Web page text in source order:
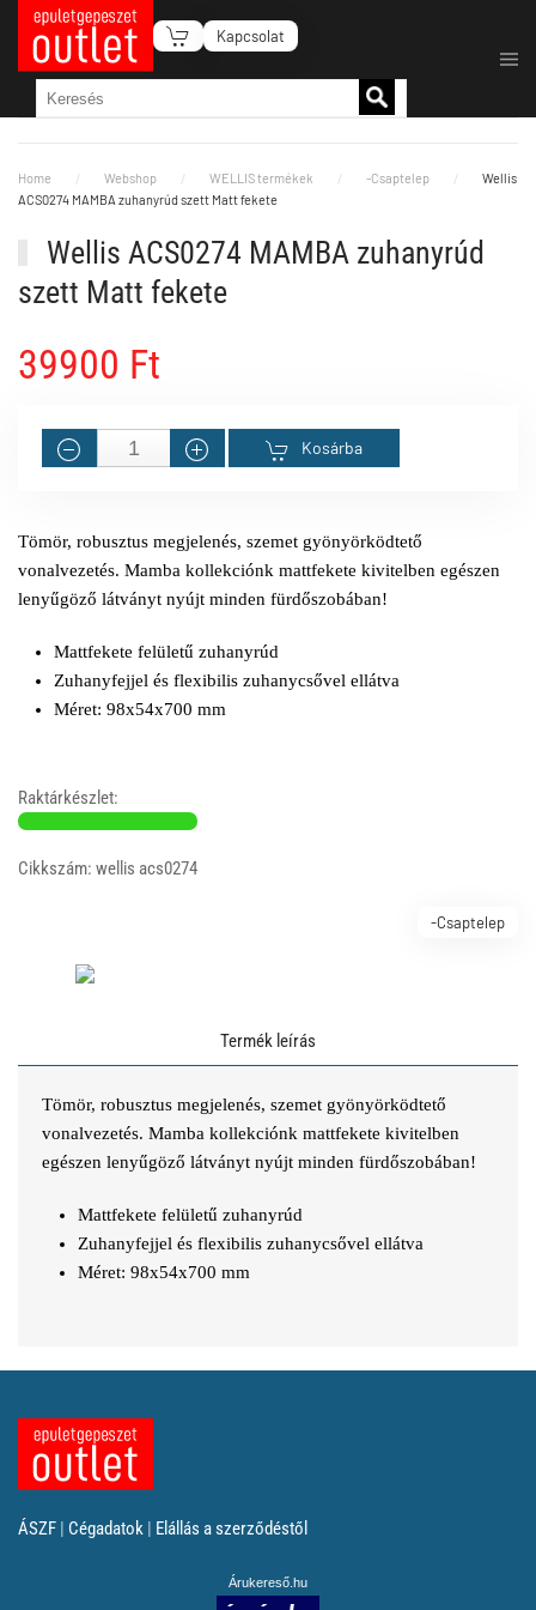
Fő tartalom átugrása
Kapcsolat
Home Webshop WELLIS termékek -Csaptelep
Wellis
ACS0274 MAMBA zuhanyrúd szett Matt fekete
Wellis ACS0274 MAMBA zuhanyrúd
szett Matt fekete
39900 Ft
Kosárba
Tömör, robusztus megjelenés, szemet gyönyörködtető
vonalvezetés. Mamba kollekciónk mattfekete kivitelben egészen
lenyűgöző látványt nyújt minden fürdőszobában!
Mattfekete felületű zuhanyrúd
Zuhanyfejjel és flexibilis zuhanycsővel ellátva
Méret: 98x54x700 mm
Raktárkészlet:
Cikkszám: wellis acs0274
-Csaptelep
Termék leírás
Tömör, robusztus megjelenés, szemet gyönyörködtető
vonalvezetés. Mamba kollekciónk mattfekete kivitelben
egészen lenyűgöző látványt nyújt minden fürdőszobában!
Mattfekete felületű zuhanyrúd
Zuhanyfejjel és flexibilis zuhanycsővel ellátva
Méret: 98x54x700 mm
ÁSZF | Cégadatok | Elállás a szerződéstől
Árukereső.hu